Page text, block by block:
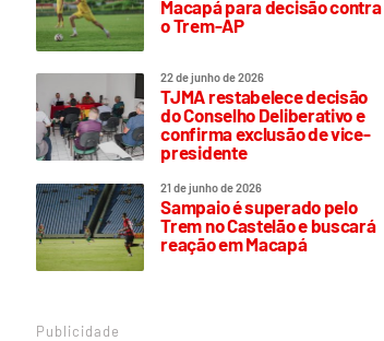
Macapá para decisão contra
o Trem-AP
22 de junho de 2026
TJMA restabelece decisão
do Conselho Deliberativo e
confirma exclusão de vice-
presidente
21 de junho de 2026
Sampaio é superado pelo
Trem no Castelão e buscará
reação em Macapá
Publicidade